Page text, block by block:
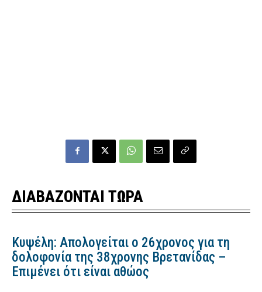
ΔΙΑΒΑΖΟΝΤΑΙ ΤΩΡΑ
Κυψέλη: Απολογείται ο 26χρονος για τη
δολοφονία της 38χρονης Βρετανίδας –
Επιμένει ότι είναι αθώος